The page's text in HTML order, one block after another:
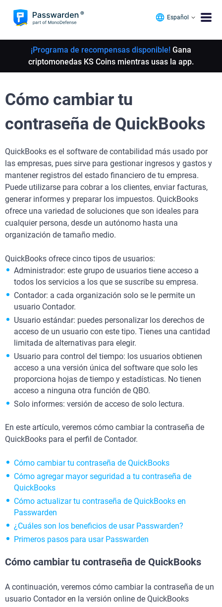
Español
¡Programa de recompensas disponible! Gana
criptomonedas KS Coins mientras usas la app.
Cómo cambiar tu
contraseña de QuickBooks
QuickBooks es el software de contabilidad más usado por
las empresas, pues sirve para gestionar ingresos y gastos y
mantener registros del estado financiero de tu empresa.
Puede utilizarse para cobrar a los clientes, enviar facturas,
generar informes y preparar los impuestos. QuickBooks
ofrece una variedad de soluciones que son ideales para
cualquier persona, desde un autónomo hasta una
organización de tamaño medio.
QuickBooks ofrece cinco tipos de usuarios:
Administrador: este grupo de usuarios tiene acceso a
todos los servicios a los que se suscribe su empresa.
Contador: a cada organización solo se le permite un
usuario Contador.
Usuario estándar: puedes personalizar los derechos de
acceso de un usuario con este tipo. Tienes una cantidad
limitada de alternativas para elegir.
Usuario para control del tiempo: los usuarios obtienen
acceso a una versión única del software que solo les
proporciona hojas de tiempo y estadísticas. No tienen
acceso a ninguna otra función de QBO.
Solo informes: versión de acceso de solo lectura.
En este artículo, veremos cómo cambiar la contraseña de
QuickBooks para el perfil de Contador.
Cómo cambiar tu contraseña de QuickBooks
Cómo agregar mayor seguridad a tu contraseña de
QuickBooks
Cómo actualizar tu contraseña de QuickBooks en
Passwarden
¿Cuáles son los beneficios de usar Passwarden?
Primeros pasos para usar Passwarden
Cómo cambiar tu contraseña de QuickBooks
A continuación, veremos cómo cambiar la contraseña de un
usuario Contador en la versión online de QuickBooks